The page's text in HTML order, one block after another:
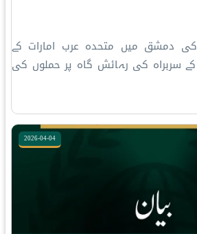
کی دمشق میں متحدہ عرب امارات کے
سربراہ کی رہائش گاہ پر حملوں کی
2026-04-04